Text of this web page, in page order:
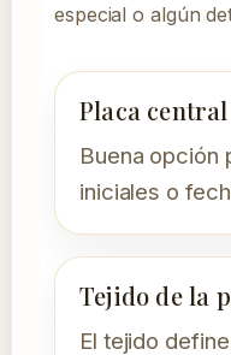
especial o algún
Placa central
Buena opción
iniciales o
Tejido de la
El tejido